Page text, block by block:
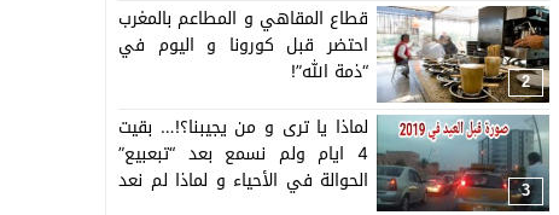
2
قطاع المقاهي و المطاعم بالمغرب
احتضر قبل كورونا و اليوم في
“ذمة الله”!
3
لماذا يا ترى و من يجيبنا؟!… بقيت
4 ايام ولم نسمع بعد “تبعبيع”
الحوالة في الأحياء و لماذا لم نعد